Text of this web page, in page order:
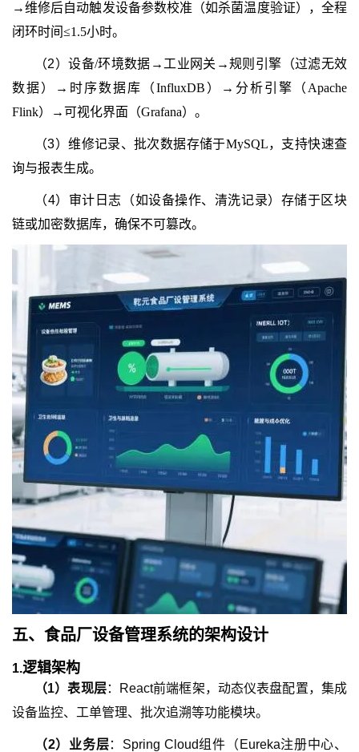
→维修后自动触发设备参数校准（如杀菌温度验证），全程
闭环时间≤1.5小时。
（2）设备/环境数据→工业网关→规则引擎（过滤无效
数据）→时序数据库（InfluxDB）→分析引擎（Apache
Flink）→可视化界面（Grafana）。
（3）维修记录、批次数据存储于MySQL，支持快速查
询与报表生成。
（4）审计日志（如设备操作、清洗记录）存储于区块
链或加密数据库，确保不可篡改。
五、 食品厂设备管理系统的架构设计
1.逻辑架构
（1）表现层：React前端框架，动态仪表盘配置，集成
设备监控、工单管理、批次追溯等功能模块。
（2） 业务层：Spring Cloud组件（Eureka注册中心、